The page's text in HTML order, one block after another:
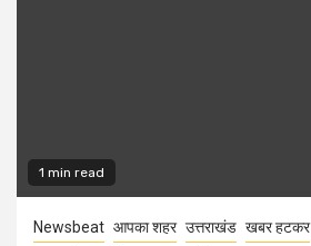
1 min read
Newsbeat आपका शहर उत्तराखंड खबर हटकर